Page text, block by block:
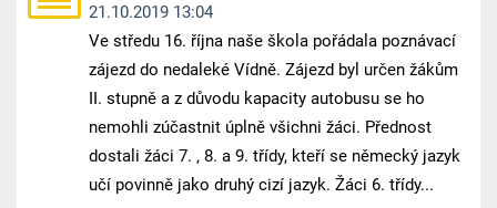
21.10.2019 13:04
Ve středu 16. října naše škola pořádala poznávací
zájezd do nedaleké Vídně. Zájezd byl určen žákům
II. stupně a z důvodu kapacity autobusu se ho
nemohli zúčastnit úplně všichni žáci. Přednost
dostali žáci 7. , 8. a 9. třídy, kteří se německý jazyk
učí povinně jako druhý cizí jazyk. Žáci 6. třídy...